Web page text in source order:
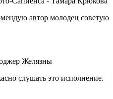
автор молодец советую
Желязны
слушать это исполнение.